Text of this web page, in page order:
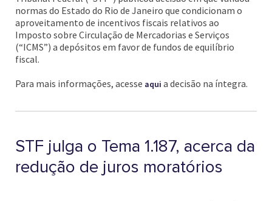
normas do Estado do Rio de Janeiro que condicionam o
aproveitamento de incentivos fiscais relativos ao
Imposto sobre Circulação de Mercadorias e Serviços
(“ICMS”) a depósitos em favor de fundos de equilíbrio
fiscal.
Para mais informações, acesse aqui a decisão na íntegra.
STF julga o Tema 1.187, acerca da
redução de juros moratórios